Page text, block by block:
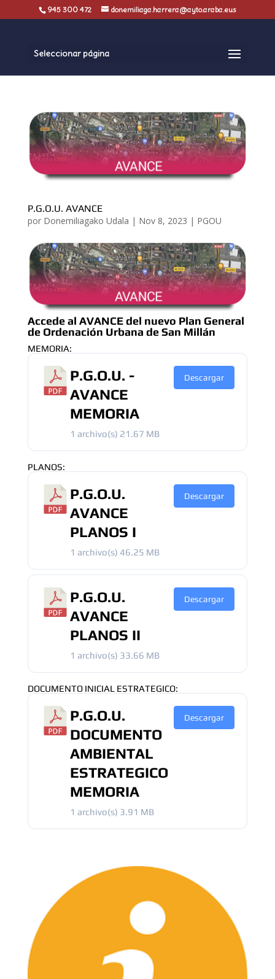
945 300 472 donemiliaga.harrera@ayto.araba.eus
Seleccionar página
P.G.O.U. AVANCE
por Donemiliagako Udala | Nov 8, 2023 | PGOU
Accede al AVANCE del nuevo Plan General
de Ordenación Urbana de San Millán
MEMORIA:
P.G.O.U. -
AVANCE
MEMORIA
1 archivo(s) 21.67 MB
Descargar
PLANOS:
P.G.O.U.
AVANCE
PLANOS I
1 archivo(s) 46.25 MB
Descargar
P.G.O.U.
AVANCE
PLANOS II
1 archivo(s) 33.66 MB
Descargar
DOCUMENTO INICIAL ESTRATEGICO:
P.G.O.U.
DOCUMENTO
AMBIENTAL
ESTRATEGICO
MEMORIA
1 archivo(s) 3.91 MB
Descargar